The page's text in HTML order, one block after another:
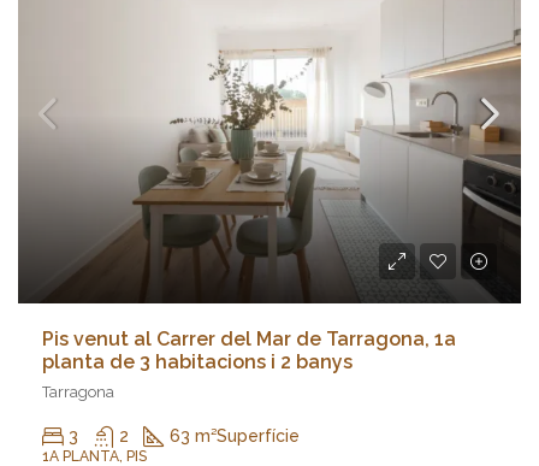
Pis venut al Carrer del Mar de Tarragona, 1a
planta de 3 habitacions i 2 banys
Tarragona
3 2 63 m²Superfície
1A PLANTA, PIS